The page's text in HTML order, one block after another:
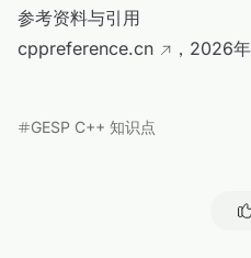
参考资料与引用
cppreference.cn
，2026
GESP C++ 知识点